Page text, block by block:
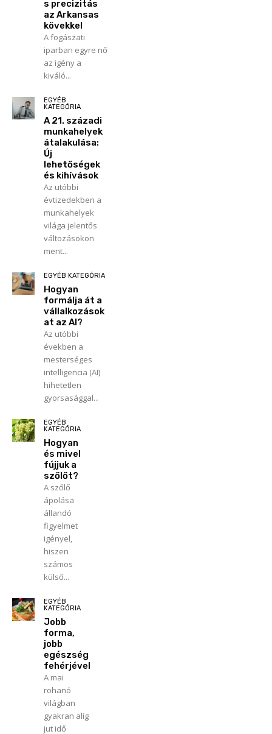
s precizitás
az Arkansas
kövekkel
A fogászati
iparban egyre nő
az igény a
kiváló...
EGYÉB
KATEGÓRIA
A 21. századi
munkahelyek
átalakulása:
Új
lehetőségek
és kihívások
Az utóbbi
évtizedekben a
munkahelyek
világa jelentős
változásokon
ment...
EGYÉB KATEGÓRIA
Hogyan
formálja át a
vállalkozások
at az AI?
Az utóbbi
években a
mesterséges
intelligencia (AI)
hihetetlen
gyorsasággal...
EGYÉB
KATEGÓRIA
Hogyan
és mivel
fújjuk a
szőlőt?
A szőlő
ápolása
állandó
figyelmet
igényel,
hiszen
számos
külső...
EGYÉB
KATEGÓRIA
Jobb
forma,
jobb
egészség
fehérjével
A mai
rohanó
világban
gyakran alig
jut idő